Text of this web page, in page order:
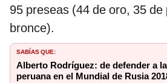
95 preseas (44 de oro, 35 de
bronce).
Sabías que:
Alberto Rodríguez: de defender a
peruana en el Mundial de Rusia